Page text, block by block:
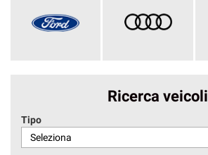
Ricerca veicoli
Tipo